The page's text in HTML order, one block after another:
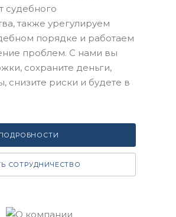
судебного
также урегулируем
порядке и работаем
проблем. С нами вы
сохраните деньги,
снизите риски и будете в
СОТРУДНИЧЕСТВО